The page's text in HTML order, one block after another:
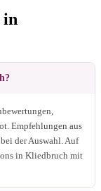
in
Empfehlungen aus
der Auswahl. Auf
in Kliedbruch mit